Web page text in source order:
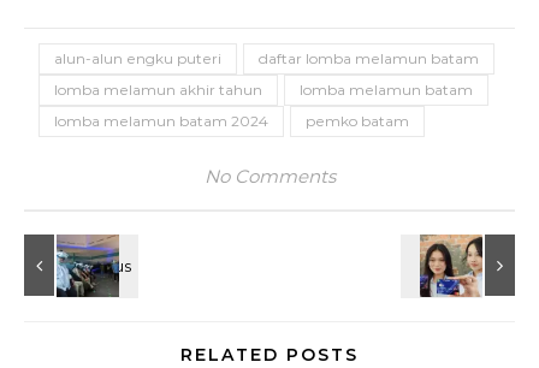
alun-alun engku puteri
daftar lomba melamun batam
lomba melamun akhir tahun
lomba melamun batam
lomba melamun batam 2024
pemko batam
No Comments
RELATED POSTS